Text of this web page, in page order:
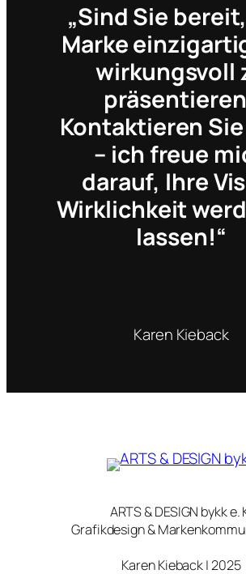
„Sind Sie
Marke
wirkungsvoll
Kontaktieren
– ich freue
darauf, Ihre
Wirklichkeit
lassen!“
Karen Kieback
ARTS & DESIGN bykk e.
Grafikdesign &
Karen Kieback | 2025